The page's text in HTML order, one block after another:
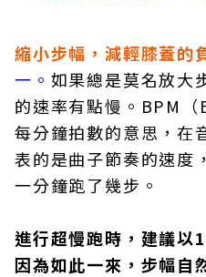
縮小步幅，減輕膝蓋的
一。 如果總是莫名放大
的速率有點慢。BPM
每分鐘拍數的意思，在
表的是曲子節奏的速度
一分鐘跑了幾步。
進行超慢跑時，建議以
因為如此一來，步幅自